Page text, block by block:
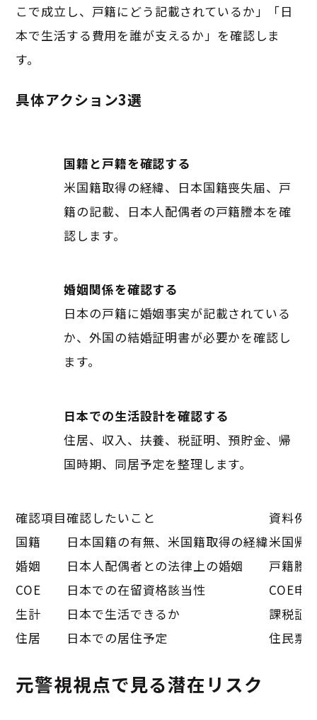
こで成立し、戸籍にどう記載されているか」「日
本で生活する費用を誰が支えるか」を確認しま
す。
具体アクション3選
国籍と戸籍を確認する
米国籍取得の経緯、日本国籍喪失届、戸
籍の記載、日本人配偶者の戸籍謄本を確
認します。
婚姻関係を確認する
日本の戸籍に婚姻事実が記載されている
か、外国の結婚証明書が必要かを確認し
ます。
日本での生活設計を確認する
住居、収入、扶養、税証明、預貯金、帰
国時期、同居予定を整理します。
確認項目確認したいこと
資料例
国籍
日本国籍の有無、米国籍取得の経緯米国帰
婚姻
日本人配偶者との法律上の婚姻
戸籍謄
COE
日本での在留資格該当性
COE申
生計
日本で生活できるか
課税証
住居
日本での居住予定 住民票
元警視視点で見る潜在リスク